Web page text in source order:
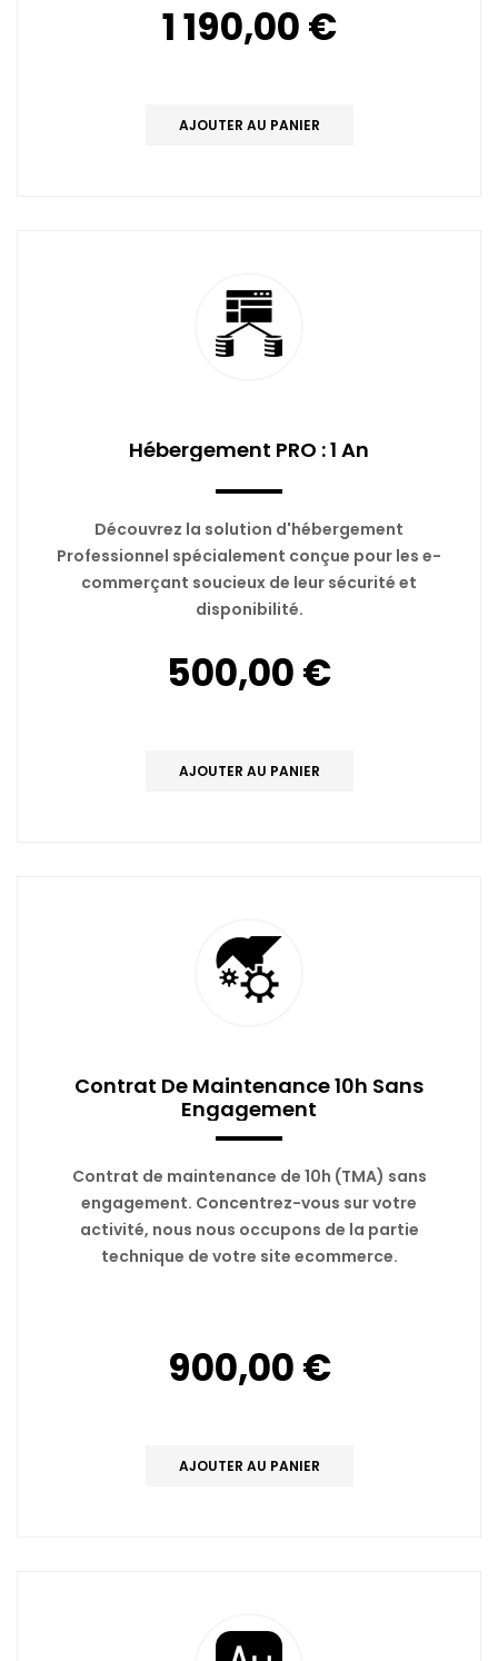
1 190,00 €
AJOUTER AU PANIER
Hébergement PRO : 1 An
Découvrez la solution d'hébergement
Professionnel spécialement conçue pour les e-
commerçant soucieux de leur sécurité et
disponibilité.
500,00 €
AJOUTER AU PANIER
Contrat De Maintenance 10h Sans
Engagement
Contrat de maintenance de 10h (TMA) sans
engagement. Concentrez-vous sur votre
activité, nous nous occupons de la partie
technique de votre site ecommerce.
900,00 €
AJOUTER AU PANIER